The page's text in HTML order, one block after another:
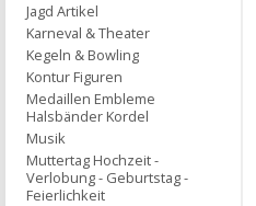
Jagd Artikel
Karneval & Theater
Kegeln & Bowling
Kontur Figuren
Medaillen Embleme
Halsbänder Kordel
Musik
Muttertag Hochzeit -
Verlobung - Geburtstag -
Feierlichkeit